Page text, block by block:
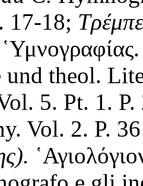
17-18;
und theol.
5. Pt. 1.
Vol. 2. P.